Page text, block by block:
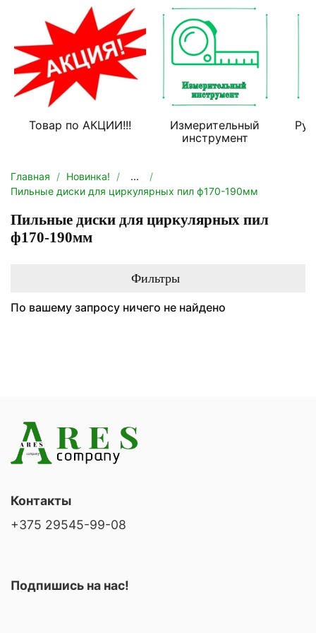
Товар по АКЦИИ!!!
Измерительный
инструмент
Главная Новинка!
...
Пильные диски для циркулярных пил ф170-190мм
Пильные диски для циркулярных пил
ф170-190мм
Фильтры
По вашему запросу ничего не найдено
Контакты
+375 29545-99-08
Подпишись на нас!